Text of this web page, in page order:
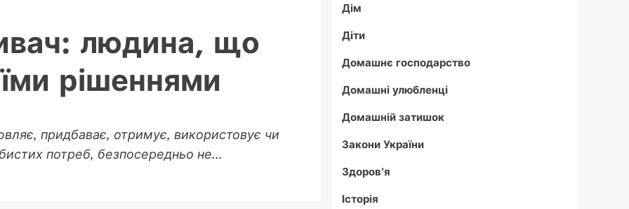
людина, що
рішеннями
придбаває, отримує, використовує чи
потреб, безпосередньо не...
Дім
Діти
Домашнє господарство
Домашні улюбленці
Домашній затишок
Закони України
Здоров'я
Історія